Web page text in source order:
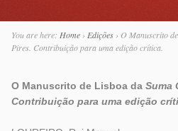
You are here: Home› Edições› O Manuscrito
Pires. Contribuição para uma edição crítica.
O Manuscrito de Lisboa da Suma
Contribuição para uma edição